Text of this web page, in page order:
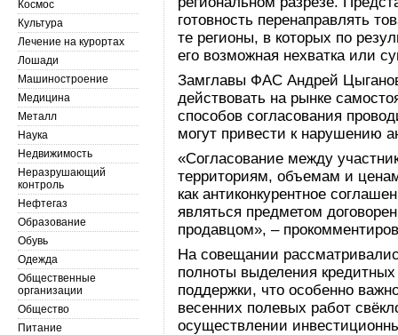
готовность перенаправлять
те регионы, в которых по
его возможная нехватка или
Замглавы ФАС Андрей
действовать на рынке
способов согласования
могут привести к нарушению
«Согласование между
территориям, объемам и
как антиконкурентное
являться предметом
продавцом», –
На совещании
полноты выделения
поддержки, что особенно
весенних полевых работ
осуществлении
Космос
Культура
Лечение на курортах
Лошади
Машиностроение
Медицина
Металл
Наука
Недвижимость
Неразрушающий
контроль
Нефтегаз
Образование
Обувь
Одежда
Общественные
организации
Общество
Питание